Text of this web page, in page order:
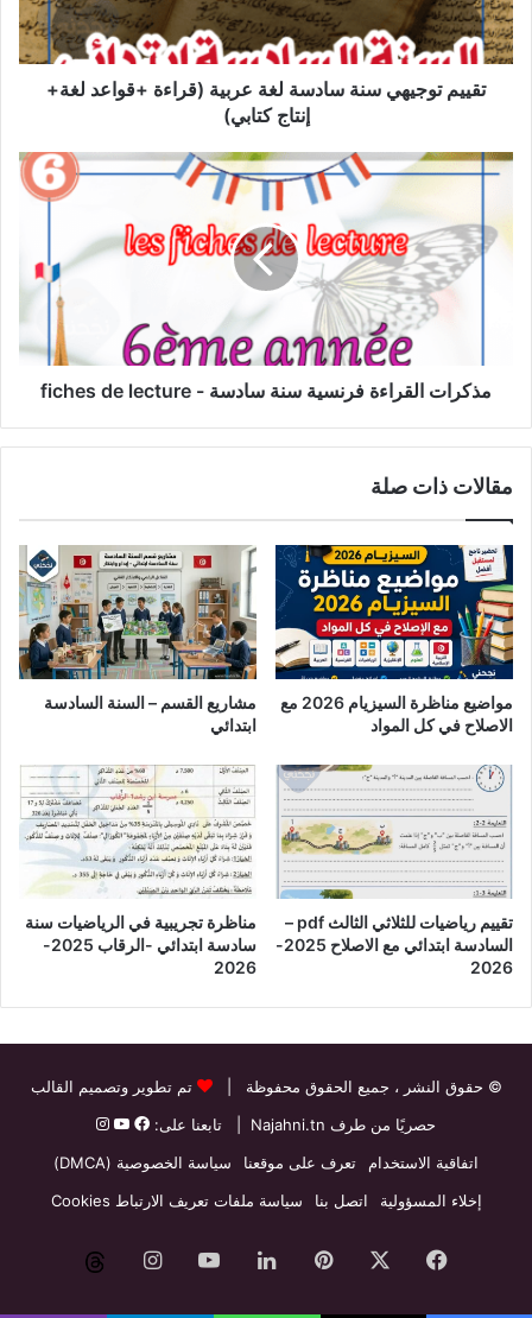
(قراءة
+قواعد
لغة+
إنتاجتقييم توجيهي سنة سادسة لغة عربية (قراءة +قواعد لغة+
إنتاج كتابي)
مذكرات
فرنسية
سنة
سادسة
lecture
مذكرات القراءة فرنسية سنة سادسة - fiches de lecture
مقالات ذات صلة
مواضيع مناظرة السيزيام 2026 مع
الاصلاح في كل المواد
مشاريع القسم – السنة السادسة
ابتدائي
تقييم رياضيات للثلاثي الثالث pdf –
السادسة ابتدائي مع الاصلاح 2025-
2026
مناظرة تجريبية في الرياضيات سنة
سادسة ابتدائي -الرقاب 2025-
2026
© حقوق النشر ، جميع الحقوق محفوظة |
تم تطوير وتصميم القالب
حصريًا من طرف Najahni.tn | تابعنا على:
اتفاقية الاستخدام
تعرف على موقعنا
سياسة الخصوصية (DMCA)
إخلاء المسؤولية
اتصل بنا سياسة ملفات تعريف الارتباط Cookies
فيسبوك بينتيريستلينكدإن‫YouTubeانستقرام